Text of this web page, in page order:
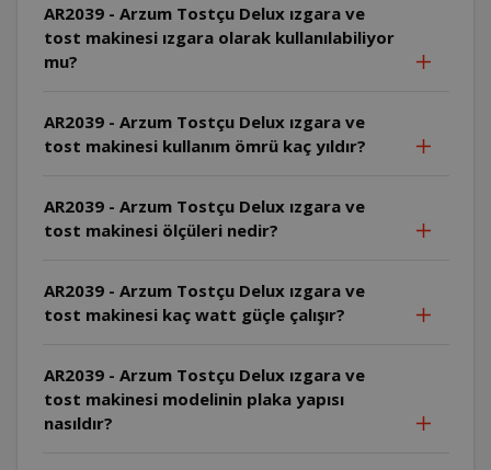
AR2039 - Arzum Tostçu Delux ızgara ve
tost makinesi ızgara olarak kullanılabiliyor
mu?
AR2039 - Arzum Tostçu Delux ızgara ve
tost makinesi kullanım ömrü kaç yıldır?
AR2039 - Arzum Tostçu Delux ızgara ve
tost makinesi ölçüleri nedir?
AR2039 - Arzum Tostçu Delux ızgara ve
tost makinesi kaç watt güçle çalışır?
AR2039 - Arzum Tostçu Delux ızgara ve
tost makinesi modelinin plaka yapısı
nasıldır?